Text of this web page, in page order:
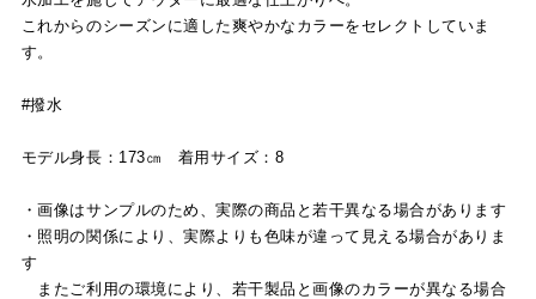
これからのシーズンに適した爽やかなカラーをセレクトしていま
す。
#撥水
モデル身長：173㎝ 着用サイズ：8
・画像はサンプルのため、実際の商品と若干異なる場合があります
・照明の関係により、実際よりも色味が違って見える場合がありま
す
またご利用の環境により、若干製品と画像のカラーが異なる場合